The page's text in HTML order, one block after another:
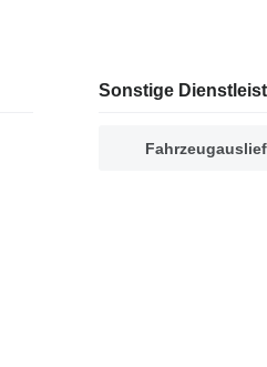
Sonstige